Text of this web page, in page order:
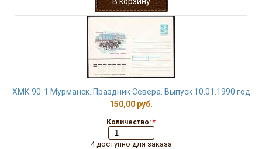
ХМК 90-1 Мурманск. Праздник Севера. Выпуск 10.01.1990 год
150,00 руб.
Количество: *
4 доступно для заказа